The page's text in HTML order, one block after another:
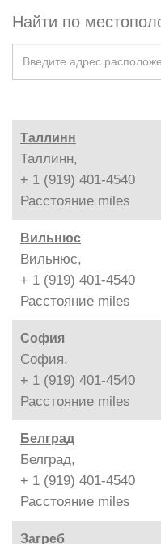
Найти по
Таллинн
Таллинн,
+ 1 (919) 401-4540
Расстояние miles
Вильнюс
Вильнюс,
+ 1 (919) 401-4540
Расстояние miles
София
София,
+ 1 (919) 401-4540
Расстояние miles
Белград
Белград,
+ 1 (919) 401-4540
Расстояние miles
Загреб